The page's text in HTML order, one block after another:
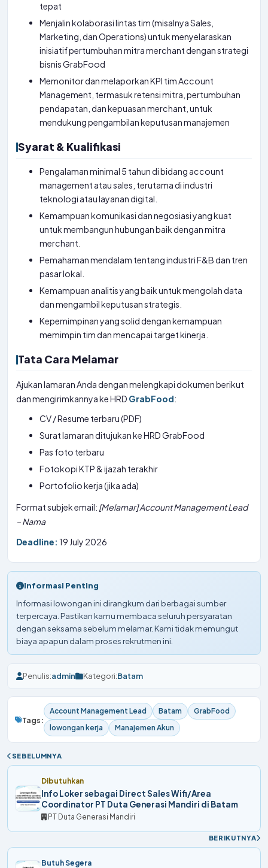
tepat
Menjalin kolaborasi lintas tim (misalnya Sales,
Marketing, dan Operations) untuk menyelaraskan
inisiatif pertumbuhan mitra merchant dengan strategi
bisnis GrabFood
Memonitor dan melaporkan KPI tim Account
Management, termasuk retensi mitra, pertumbuhan
pendapatan, dan kepuasan merchant, untuk
mendukung pengambilan keputusan manajemen
Syarat & Kualifikasi
Pengalaman minimal 5 tahun di bidang account
management atau sales, terutama di industri
teknologi atau layanan digital.
Kemampuan komunikasi dan negosiasi yang kuat
untuk membangun hubungan baik dengan mitra
merchant.
Pemahaman mendalam tentang industri F&B dan tren
pasar lokal.
Kemampuan analitis yang baik untuk mengolah data
dan mengambil keputusan strategis.
Kepemimpinan yang solid dengan kemampuan
memimpin tim dan mencapai target kinerja.
Tata Cara Melamar
Ajukan lamaran Anda dengan melengkapi dokumen berikut
dan mengirimkannya ke HRD GrabFood:
CV / Resume terbaru (PDF)
Surat lamaran ditujukan ke HRD GrabFood
Pas foto terbaru
Fotokopi KTP & ijazah terakhir
Portofolio kerja (jika ada)
Format subjek email: [Melamar] Account Management Lead
– Nama
Deadline: 19 July 2026
Informasi Penting
Informasi lowongan ini dirangkum dari berbagai sumber
terpercaya. Pastikan kamu membaca seluruh persyaratan
dengan seksama sebelum melamar. Kami tidak memungut
biaya apapun dalam proses rekrutmen ini.
Penulis:admin Kategori:Batam
Tags:
Account Management Lead Batam
GrabFood
lowongan kerja
Manajemen Akun
SEBELUMNYA
Dibutuhkan
Info Loker sebagai Direct Sales Wifi/Area
Coordinator PT Duta Generasi Mandiri di Batam
PT Duta Generasi Mandiri
BERIKUTNYA
Butuh Segera